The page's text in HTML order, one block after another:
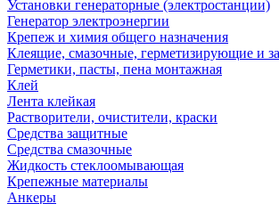
Установки генераторные (электростанции)
Генератор электроэнергии
Крепеж и химия общего назначения
Клеящие, смазочные, герметизирующие и
Герметики, пасты, пена монтажная
Клей
Лента клейкая
Растворители, очистители, краски
Средства защитные
Средства смазочные
Жидкость стеклоомывающая
Крепежные материалы
Анкеры